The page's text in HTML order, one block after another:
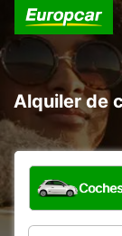
Alquiler de
¿Qué tipo de
Coches